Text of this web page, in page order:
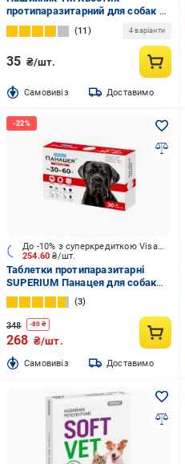
протипаразитарний для собак та
котів 35 см чорний
11 4 варіанти
35 ₴/шт.
Cамовивіз Доставимо
254.60₴/шт.
До -10% з суперкредиткою Visa Вигода
Таблетки протипаразитарні
SUPERIUM Панацея для собак
30-60 кг
3
348 -80 ₴
268 ₴/шт.
Cамовивіз Доставимо